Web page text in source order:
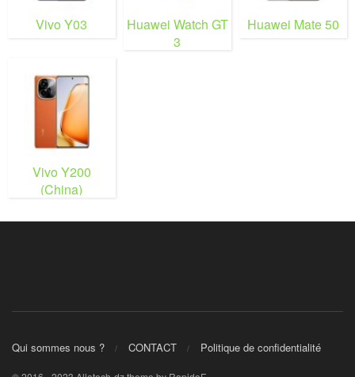
Vivo Y03
Huawei Watch GT
3
Huawei Mate 50
Vivo Y200
(China)
Qui sommes nous ? CONTACT Politique de confidentialité